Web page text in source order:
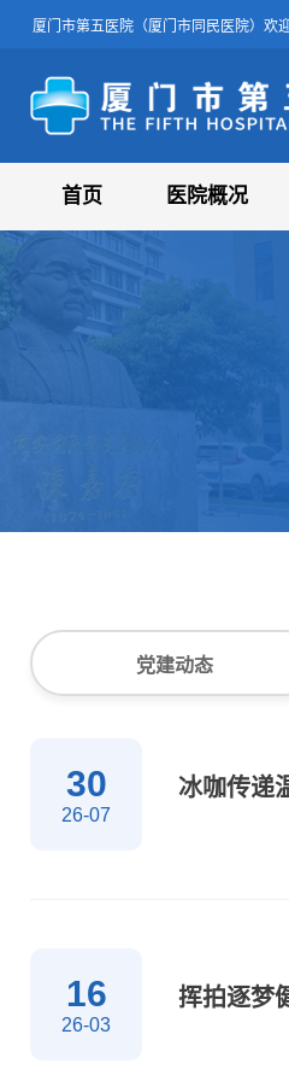
厦门市第五医院（厦门市同民医院）欢
首页 医院概况
党建动态
30
26-07
冰咖传递
16
26-03